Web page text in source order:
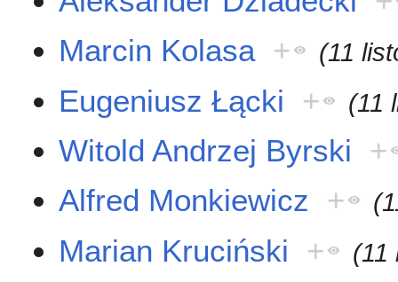
Marcin Kolasa + (11
Eugeniusz Łącki + (11
Witold Andrzej Byrski
+
Alfred Monkiewicz
+
Marian Kruciński + (11